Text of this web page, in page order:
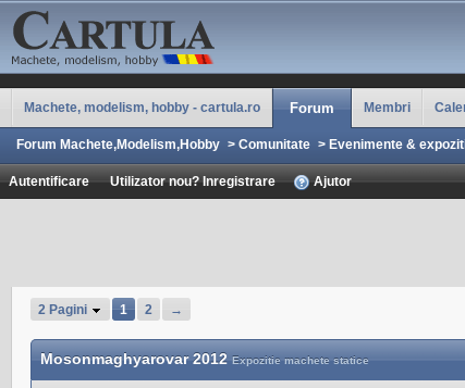
Machete, modelism, hobby - cartula.ro Forum Membri
Forum Machete,Modelism,Hobby > Comunitate > Evenimente &
Autentificare Utilizator nou? Inregistrare Ajutor
2 Pagini 1 2 →
Mosonmaghyarovar 2012Expozitie machete statice